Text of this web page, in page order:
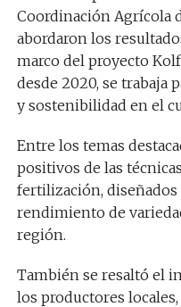
Coordinación Agrícola
abordaron los
marco del proyecto
desde 2020, se trabaja
y sostenibilidad en el
Entre los temas
positivos de las
fertilización,
rendimiento de
región.
También se resaltó el
los productores